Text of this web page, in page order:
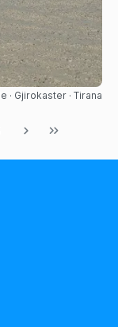
· Gjirokaster · Tirana